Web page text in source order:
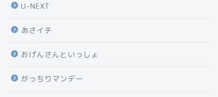
U-NEXT
あさイチ
おげんさんといっしょ
がっちりマンデー